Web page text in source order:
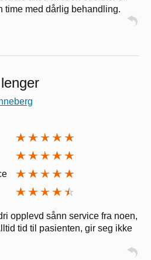
time med dårlig behandling.
opplevd sånn service fra noen,
tid til pasienten, gir seg ikke